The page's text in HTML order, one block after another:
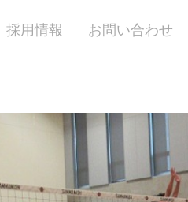
採用情報 お問い合わせ